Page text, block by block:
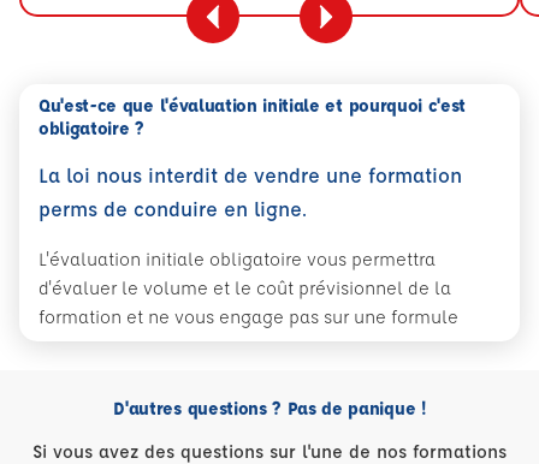
Qu'est-ce que l'évaluation initiale et pourquoi c'est
obligatoire ?
La loi nous interdit de vendre une formation
perms de conduire en ligne.
L'évaluation initiale obligatoire vous permettra
d'évaluer le volume et le coût prévisionnel de la
formation et ne vous engage pas sur une formule
D'autres questions ? Pas de panique !
Si vous avez des questions sur l'une de nos formations